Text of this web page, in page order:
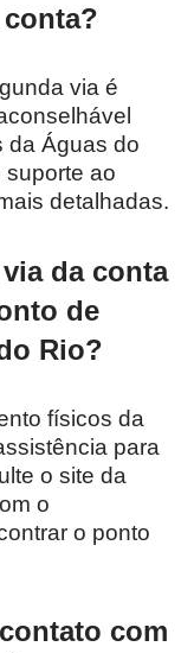
via é
da Águas do
suporte ao
detalhadas.
da conta
de
Rio?
físicos da
para
o site da
o
o ponto
com